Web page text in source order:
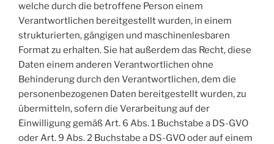
welche durch die betroffene Person einem
Verantwortlichen bereitgestellt wurden, in einem
strukturierten, gängigen und maschinenlesbaren
Format zu erhalten. Sie hat außerdem das Recht, diese
Daten einem anderen Verantwortlichen ohne
Behinderung durch den Verantwortlichen, dem die
personenbezogenen Daten bereitgestellt wurden, zu
übermitteln, sofern die Verarbeitung auf der
Einwilligung gemäß Art. 6 Abs. 1 Buchstabe a DS-GVO
oder Art. 9 Abs. 2 Buchstabe a DS-GVO oder auf einem